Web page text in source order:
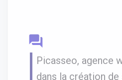
question_answer
Picasseo, agence
dans la création